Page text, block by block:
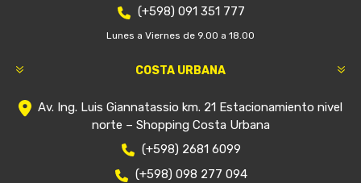
(+598) 091 351 777
Lunes a Viernes de 9.00 a 18.00
COSTA URBANA
Av. Ing. Luis Giannatassio km. 21 Estacionamiento nivel
norte – Shopping Costa Urbana
(+598) 2681 6099
(+598) 098 277 094